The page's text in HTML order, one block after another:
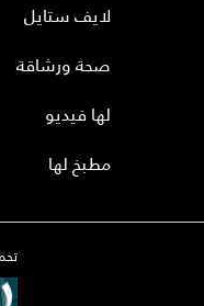
لايف ستايل
صحة ورشاقة
لها فيديو
مطبخ لها